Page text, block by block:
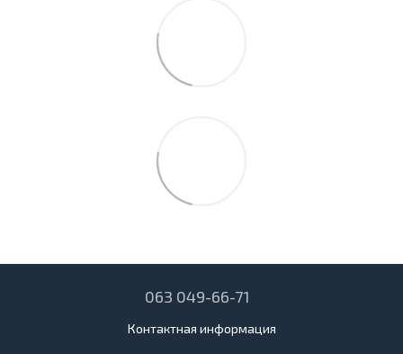
063 049-66-71
Контактная информация